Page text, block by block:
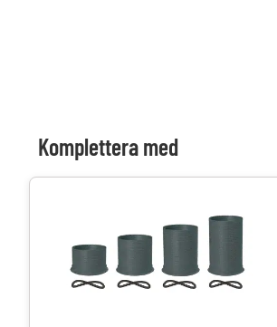
Komplettera med